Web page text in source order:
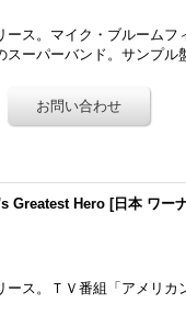
ス。マイク・ブルームフ
ーパーバンド。サンプル
Greatest Hero [日本 ワー
ス。ＴＶ番組「アメリカ